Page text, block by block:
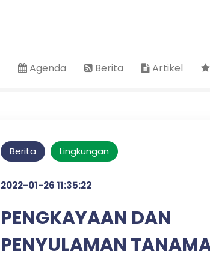
Agenda Berita Artikel
Berita Lingkungan
2022-01-26 11:35:22
PENGKAYAAN DAN
PENYULAMAN